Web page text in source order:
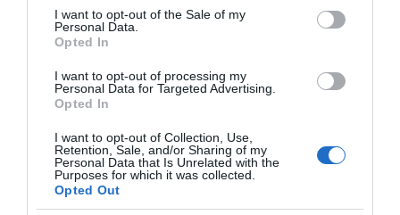
consent section.
I want to opt-out of the Sale of my
Personal Data.
Opted In
I want to opt-out of processing my
Personal Data for Targeted Advertising.
Opted In
I want to opt-out of Collection, Use,
Retention, Sale, and/or Sharing of my
Personal Data that Is Unrelated with the
Purposes for which it was collected.
Opted Out
της Ζωής μας
Οι άνθρωποι, οι αυθεντικές ιστορίες,
το ελληνικό καλοκαίρι και ένας